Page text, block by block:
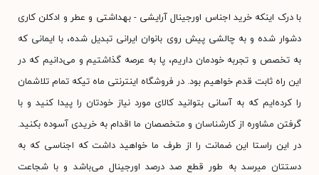
با درک اینکه خرید اجناس اورجینال آرایشی - بهداشتی و عطر و ادکلن کاری
دشوار شده و به چالشی پیش روی بانوان ایرانی تبدیل شده، با ایمانی که
به تخصص و تجربه خودمان داریم، پا به عرصه گذاشتیم و می‌دانیم که در
این راه ثابت قدم خواهیم بود. در فروشگاه اینترنتی ماه تیکه تمام تلاشمان
را کرده‌ایم که به آسانی بتوانید کالای مورد نیاز خودتان را پیدا کنید و با
گرفتن مشاوره از کارشناسان و متخصصان ما اقدام به خریدی آسوده بکنید.
در این راستا این ضمانت را از طرف ما خواهید داشت که اجناسی که به
دستتان میرسد به طور قطع صد درصد اورجینال می‌باشد و با شجاعت